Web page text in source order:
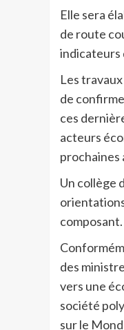
Elle sera
de route
indicateurs
Les
de
ces
acteurs
prochaines
Un collège
composant.
des
vers une
société
sur le